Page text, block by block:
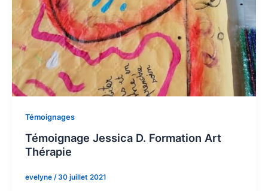
Témoignages
Témoignage Jessica D. Formation Art
Thérapie
evelyne /30 juillet 2021